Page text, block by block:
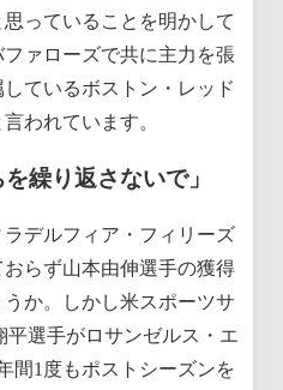
っていることを明かして
ァローズで共に主力を張
ているボストン・レッド
われています。
繰り返さないで」
デルフィア・フィリーズ
らず山本由伸選手の獲得
か。しかし米スポーツサ
平選手がロサンゼルス・エ
間1度もポストシーズンを